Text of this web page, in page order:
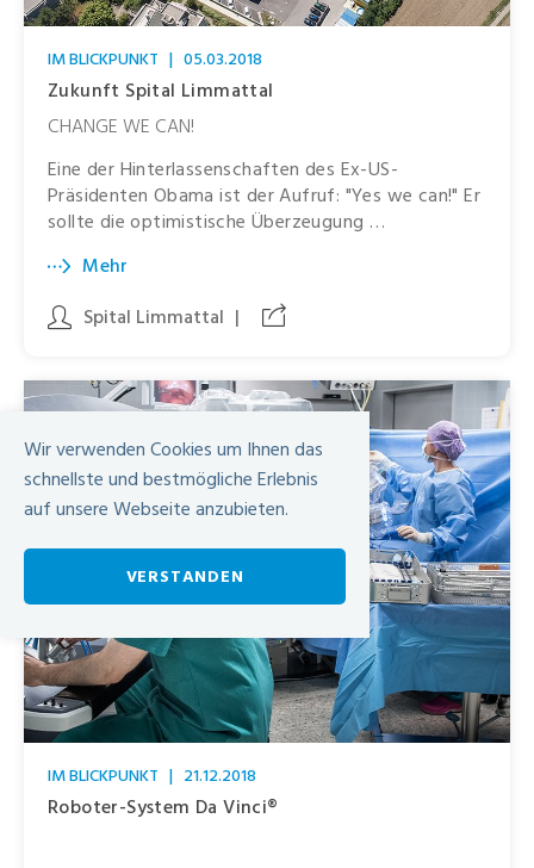
IM BLICKPUNKT | 05.03.2018
Zukunft Spital Limmattal
CHANGE WE CAN!
Eine der Hinterlassenschaften des Ex-US-
Präsidenten Obama ist der Aufruf: "Yes we can!" Er
sollte die optimistische Überzeugung …
Mehr
Spital Limmattal |
IM BLICKPUNKT | 21.12.2018
Roboter-System Da Vinci®
Wir verwenden Cookies um Ihnen das
schnellste und bestmögliche Erlebnis
auf unsere Webseite anzubieten.
VERSTANDEN
-